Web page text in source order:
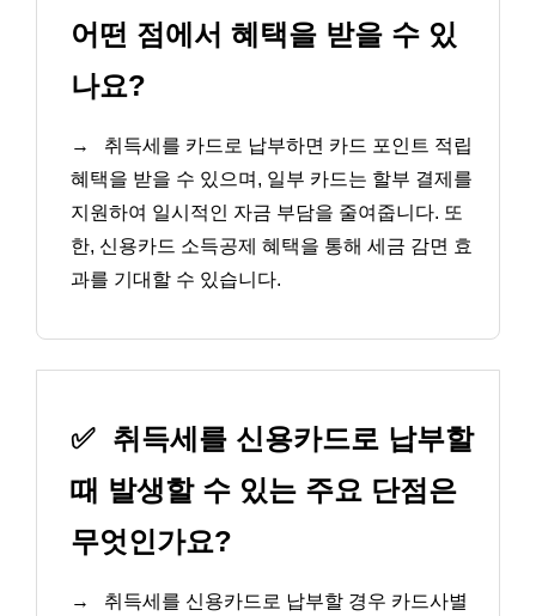
어떤 점에서 혜택을 받을 수 있
나요?
→
취득세를 카드로 납부하면 카드 포인트 적립
혜택을 받을 수 있으며, 일부 카드는 할부 결제를
지원하여 일시적인 자금 부담을 줄여줍니다. 또
한, 신용카드 소득공제 혜택을 통해 세금 감면 효
과를 기대할 수 있습니다.
✅ 취득세를 신용카드로 납부할
때 발생할 수 있는 주요 단점은
무엇인가요?
→
취득세를 신용카드로 납부할 경우 카드사별